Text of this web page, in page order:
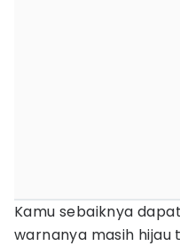
Kamu sebaiknya
warnanya masih